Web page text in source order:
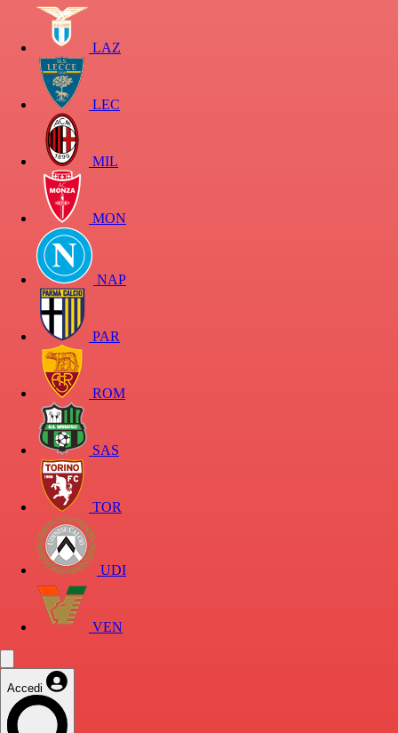
LAZ
LEC
MIL
MON
NAP
PAR
ROM
SAS
TOR
UDI
VEN
Accedi